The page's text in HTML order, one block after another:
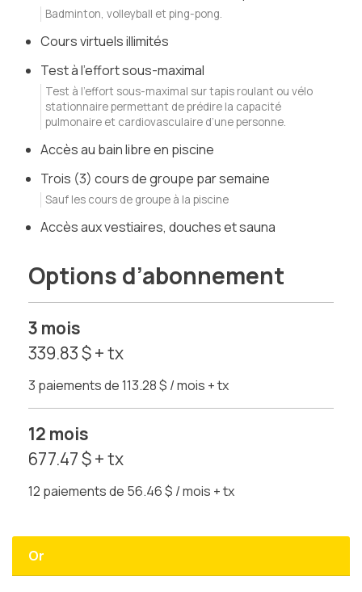
Badminton, volleyball et ping-pong.
Cours virtuels illimités
Test à l’effort sous-maximal
Test à l’effort sous-maximal sur tapis roulant ou vélo
stationnaire permettant de prédire la capacité
pulmonaire et cardiovasculaire d’une personne.
Accès au bain libre en piscine
Trois (3) cours de groupe par semaine
Sauf les cours de groupe à la piscine
Accès aux vestiaires, douches et sauna
Options d’abonnement
3 mois
339.83 $ + tx
3 paiements de 113.28 $ / mois + tx
12 mois
677.47 $ + tx
12 paiements de 56.46 $ / mois + tx
Or